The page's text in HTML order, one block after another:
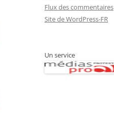
Flux des commentaires
Site de WordPress-FR
Un service